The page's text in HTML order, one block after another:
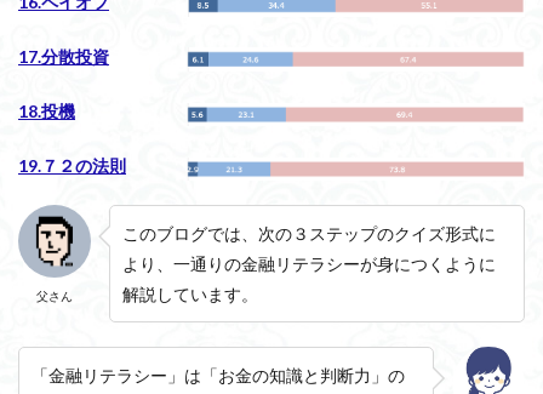
17.分散投資
18.投機
19.７２の法則
父さん
このブログでは、 次の３ステップのクイズ形式に
より、一通りの金融リテラシーが身につくように
解説しています。
「金融リテラシー」は「お金の知識と判断力」の